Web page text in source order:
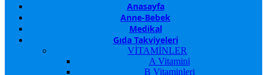
Anasayfa
Anne-Bebek
Medikal
Gıda Takviyeleri
VİTAMİNLER
A Vitamini
B Vitaminleri